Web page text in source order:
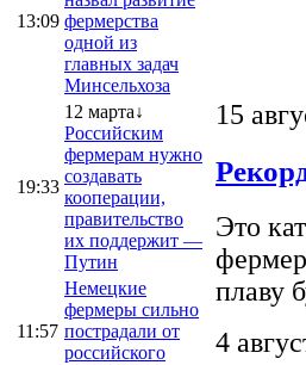
13:09 фермерства
одной из
главных задач
Минсельхоза
19:33
12 марта↓
Российским
фермерам нужно
создавать
кооперации,
правительство
их поддержит —
Путин
11:57
Немецкие
фермеры сильно
пострадали от
российского
15
Это
плаву
4